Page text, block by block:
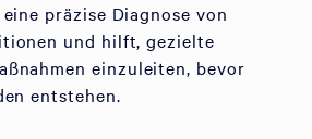
präzise Diagnose von
und hilft, gezielte
einzuleiten, bevor
entstehen.